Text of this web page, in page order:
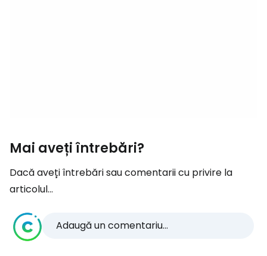
Mai aveți întrebări?
Dacă aveți întrebări sau comentarii cu privire la
articolul...
Adaugă un comentariu...